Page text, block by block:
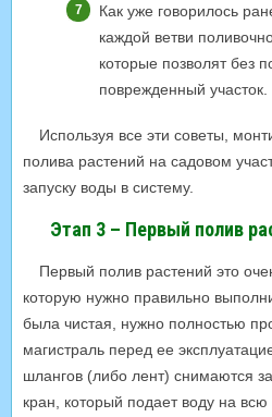
Как уже говорилось
каждой ветви
которые позволят без
поврежденный участок.
Используя все эти советы,
полива растений на садовом
запуску воды в систему.
Этап 3 – Первый полив
Первый полив растений это
которую нужно правильно
была чистая, нужно полностью
магистраль перед ее
шлангов (либо лент) снимаются
кран, который подает воду на всю